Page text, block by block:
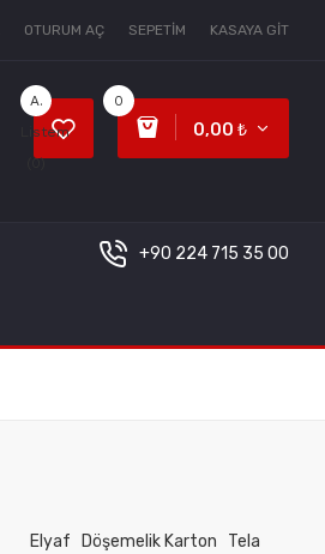
OTURUM AÇ SEPETIM KASAYA GIT
0
0,00 ₺
A.
Listem
(0)
+90 224 715 35 00
Elyaf Döşemelik Karton Tela